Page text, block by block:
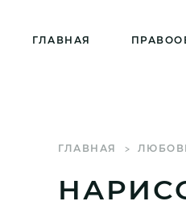
ГЛАВНАЯ
ГЛАВНАЯ